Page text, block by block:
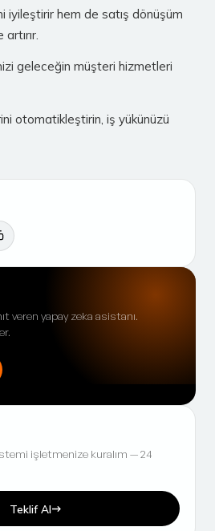
iyileştirir hem de satış dönüşüm
geleceğin müşteri hizmetleri
otomatikleştirin, iş yükünüzü
veren yapay zeka asistanı.
işletmenize kuralım — 24
Teklif Al